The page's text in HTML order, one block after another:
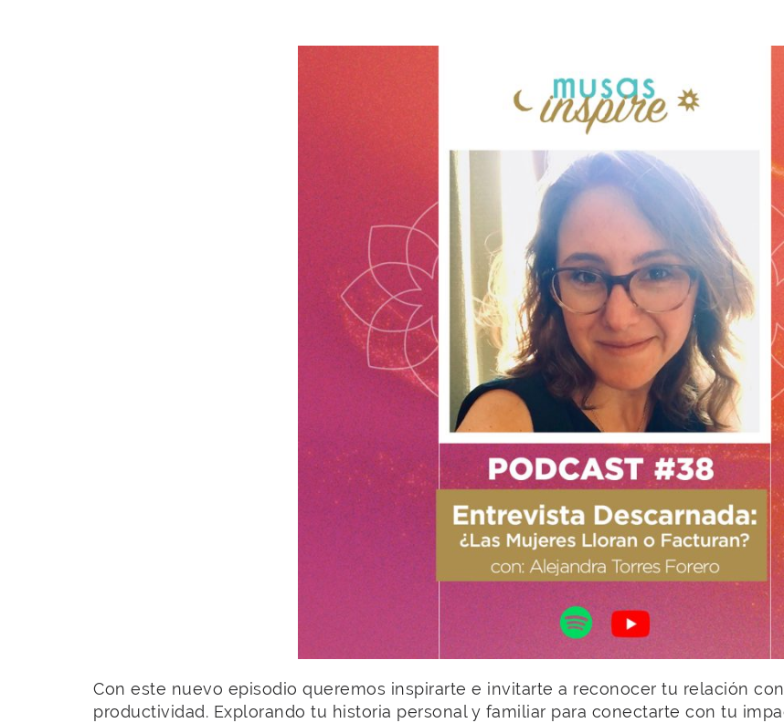
Con este nuevo episodio queremos inspirarte e invitarte a reconocer tu relación
productividad. Explorando tu historia personal y familiar para conectarte con tu